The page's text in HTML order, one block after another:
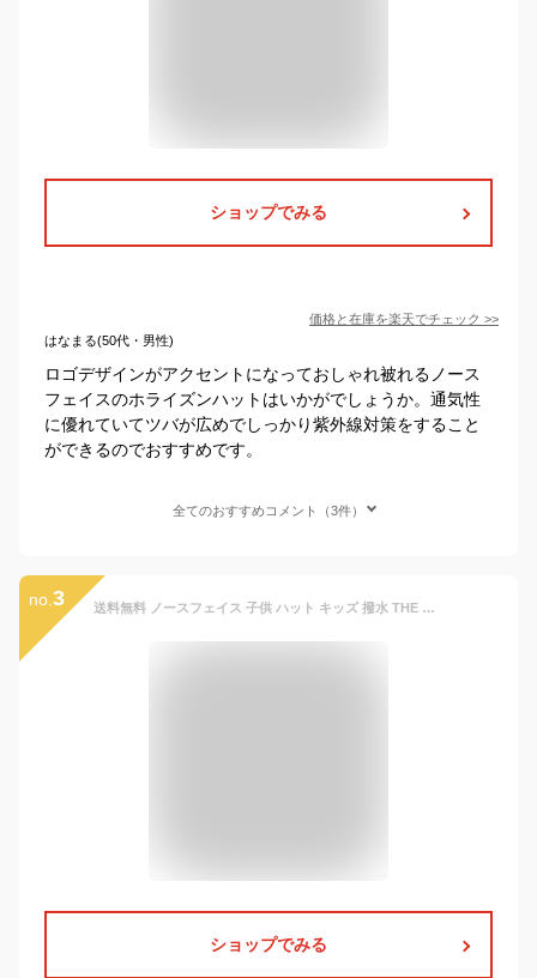
ショップでみる
価格と在庫を楽天でチェック >>
はなまる(50代・男性)
ロゴデザインがアクセントになっておしゃれ被れるノース
フェイスのホライズンハットはいかがでしょうか。通気性
に優れていてツバが広めでしっかり紫外線対策をすること
ができるのでおすすめです。
全てのおすすめコメント（3件）
no. 3 送料無料 ノースフェイス 子供 ハット キッズ 撥水 THE NORTH FACE Kids Horizon Hat ホライズンハット 帽子 子供 紫外線 日差し防止 NNJ02312 2024春夏新色
ショップでみる